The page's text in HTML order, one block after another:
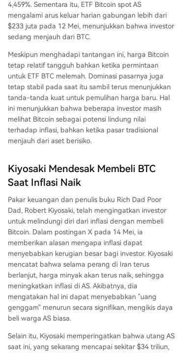
4,459%. Sementara itu, ETF Bitcoin spot AS
mengalami arus keluar harian gabungan lebih dari
$233 juta pada 12 Mei, menunjukkan bahwa investor
sedang menjauh dari BTC.
Meskipun menghadapi tantangan ini, harga Bitcoin
tetap relatif tangguh bahkan ketika permintaan
untuk ETF BTC melemah. Dominasi pasarnya juga
tetap stabil pada saat itu sambil terus menunjukkan
tanda-tanda kuat untuk pemulihan harga baru. Hal
ini menunjukkan bahwa beberapa investor masih
melihat Bitcoin sebagai potensi lindung nilai
terhadap inflasi, bahkan ketika pasar tradisional
menjauh dari aset berisiko.
Kiyosaki Mendesak Membeli BTC
Saat Inflasi Naik
Pakar keuangan dan penulis buku Rich Dad Poor
Dad, Robert Kiyosaki, telah mengingatkan investor
untuk melindungi diri dari inflasi dengan membeli
Bitcoin. Dalam postingan X pada 14 Mei, ia
memberikan alasan mengapa inflasi dapat
menyebabkan kerugian besar bagi investor. Kiyosaki
mencatat bahwa selama perang di Iran terus
berlanjut, harga minyak akan terus naik, sehingga
meningkatkan inflasi di AS. Akibatnya, dia
mengatakan hal ini dapat menyebabkan "uang
genggam" menurun secara signifikan, mengikis daya
beli warga AS biasa.
Selain itu, Kiyosaki memperingatkan bahwa utang AS
saat ini, yang sekarang mencapai sekitar $34 triliun,